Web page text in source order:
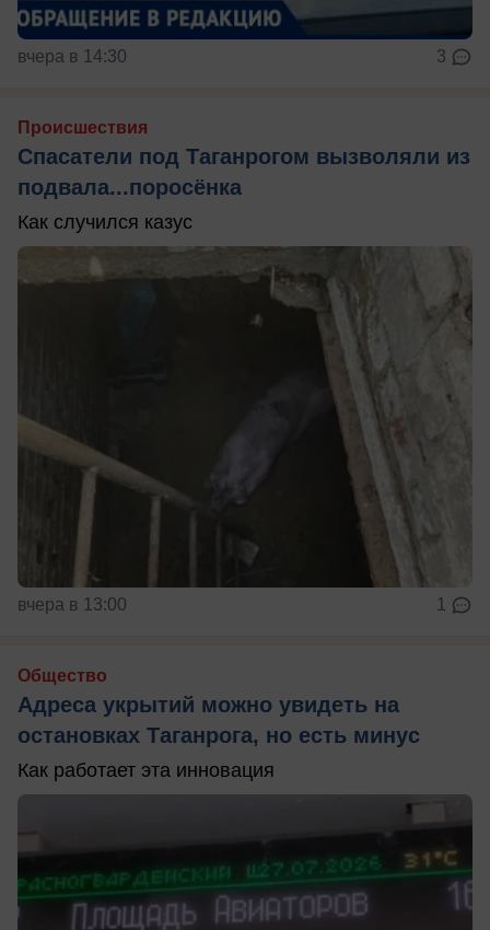
вчера в 14:30 3
Происшествия
Спасатели под Таганрогом вызволяли из
подвала...поросёнка
Как случился казус
вчера в 13:00 1
Общество
Адреса укрытий можно увидеть на
остановках Таганрога, но есть минус
Как работает эта инновация